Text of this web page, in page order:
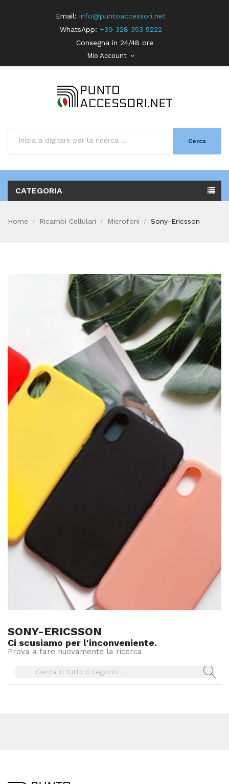
Email: info@puntoaccessori.net
WhatsApp: +39 328 353 5222
Consegna in 24/48 ore
Mio Account
Cerca
CATEGORIA
Home Ricambi Cellulari Microfoni Sony-Ericsson
SONY-ERICSSON
Ci scusiamo per l'inconveniente.
Prova a fare nuovamente la ricerca